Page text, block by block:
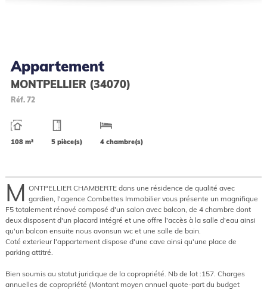
Appartement
MONTPELLIER (34070)
Réf. 72
108 m² 5 pièce(s) 4 chambre(s)
M ONTPELLIER CHAMBERTE dans une résidence de qualité avec
gardien, l'agence Combettes Immobilier vous présente un magnifique
F5 totalement rénové composé d'un salon avec balcon, de 4 chambre dont
deux disposent d'un placard intégré et une offre l'accès à la salle d'eau ainsi
qu'un balcon ensuite nous avonsun wc et une salle de bain.
Coté exterieur l'appartement dispose d'une cave ainsi qu'une place de
parking attitré.
Bien soumis au statut juridique de la copropriété. Nb de lot :157. Charges
annuelles de copropriété (Montant moyen annuel quote-part du budget